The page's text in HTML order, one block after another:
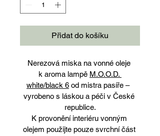
Přidat do košíku
Nerezová miska na vonné oleje
k aroma lampě M.O.O.D.
white/black 6 od mistra pasíře –
vyrobeno s láskou a péči v České
republice.
K provonění interiéru vonným
olejem použijte pouze svrchní část